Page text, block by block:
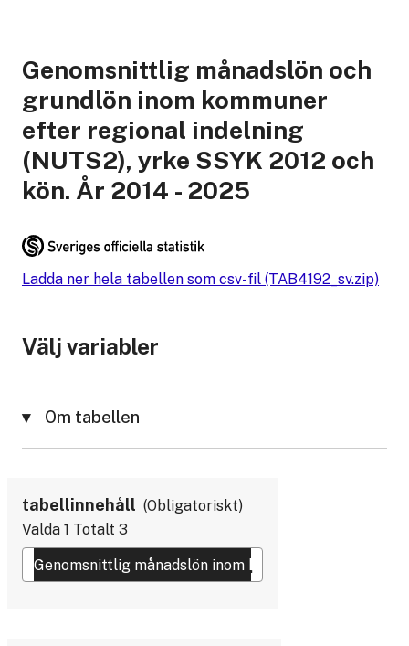
Genomsnittlig månadslön och
grundlön inom kommuner
efter regional indelning
(NUTS2), yrke SSYK 2012 och
kön. År 2014 - 2025
Ladda ner hela tabellen som csv-fil (TAB4192_sv.zip)
Välj variabler
Om tabellen
tabellinnehåll
Obligatoriskt
Valda 1 Totalt 3